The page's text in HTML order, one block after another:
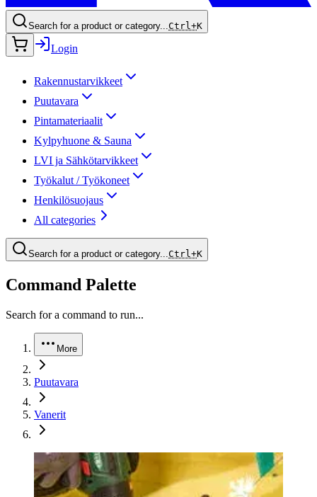
Search for a product or category...Ctrl+K
Login
Rakennustarvikkeet
Puutavara
Pintamateriaalit
Kylpyhuone & Sauna
LVI ja Sähkötarvikkeet
Työkalut / Työkoneet
Henkilösuojaus
All categories
Search for a product or category...Ctrl+K
Command Palette
Search for a command to run...
More
Puutavara
Vanerit